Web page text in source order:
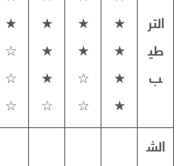
التر
طي
ب
★
★
★
★
★
★
☆
☆
★
★
★
☆
★
☆
☆
☆
الش